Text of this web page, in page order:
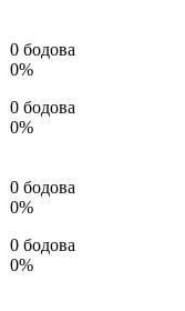
0 бодова
0%
0 бодова
0%
0 бодова
0%
0 бодова
0%